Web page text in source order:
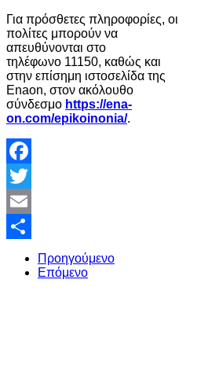
Για πρόσθετες πληροφορίες, οι
πολίτες μπορούν να
απευθύνονται στο
τηλέφωνο 11150, καθώς και
στην επίσημη ιστοσελίδα της
Enaon, στον ακόλουθο
σύνδεσμο https://ena-
on.com/epikoinonia/.
Facebook
Twitter
Email
Share
Προηγούμενο
Επόμενο